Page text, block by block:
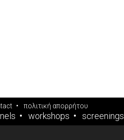
πολιτική απορρήτου
workshops screenings